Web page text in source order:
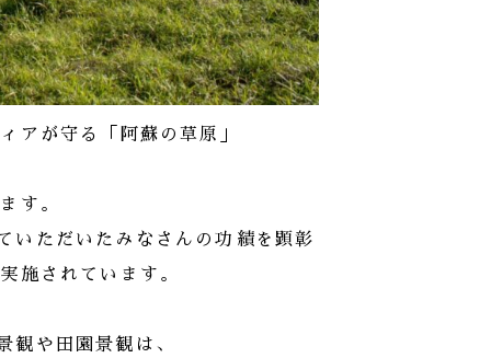
アが守る「阿蘇の草原」
す。
いただいたみなさんの功績を顕彰
施されています。
観や田園景観は、